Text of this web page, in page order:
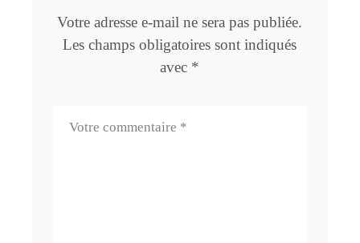
Votre adresse e-mail ne sera pas publiée.
Les champs obligatoires sont indiqués
avec *